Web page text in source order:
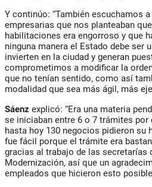
Y continúo: “También escuchamos
empresarias que nos planteaban
habilitaciones era engorroso y que
ninguna manera el Estado debe ser
invierten en la ciudad y generan
comprometimos a modificar la
que no tenían sentido, como así
modalidad que sea más ágil, más
Sáenz explicó: “Era una materia
se iniciaban entre 6 o 7 trámites por
hasta hoy 130 negocios pidieron su
fue fácil porque el trámite era
gracias al trabajo de las secretarías
Modernización, así que un
empleados que hicieron esto